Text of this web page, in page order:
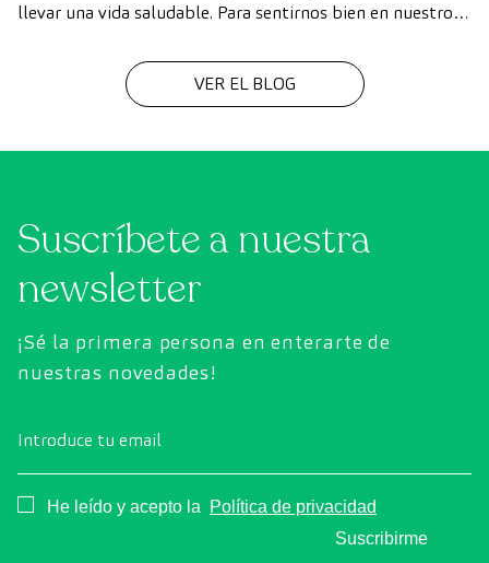
llevar una vida saludable. Para sentirnos bien en nuestro
compartimos 6 consejos para una vida saludable.
VER EL BLOG
Suscríbete a nuestra
newsletter
¡Sé la primera persona en enterarte de
nuestras novedades!
Introduce tu email
Consentimiento
He leído y acepto la
Política de privacidad
Suscribirme